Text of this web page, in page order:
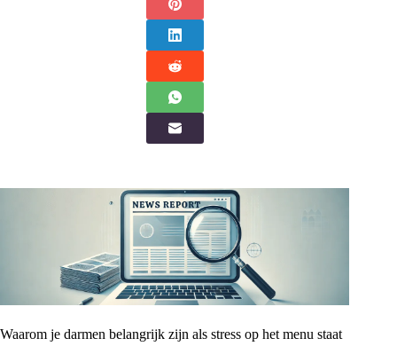
Waarom je darmen belangrijk zijn als stress op het menu staat